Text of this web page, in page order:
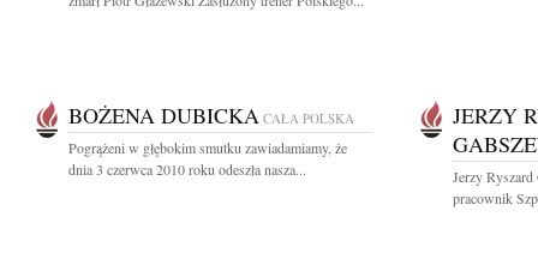
BOŻENA DUBICKA CAŁA POLSKA
Pogrążeni w głębokim smutku zawiadamiamy, że
dnia 3 czerwca 2010 roku odeszła nasza...
JERZY
Jerzy
pracownik